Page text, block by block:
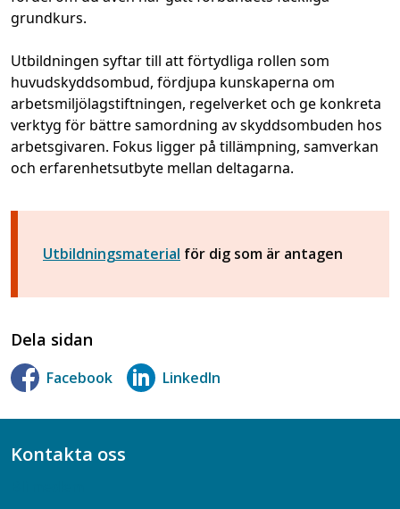
grundkurs.
Utbildningen syftar till att förtydliga rollen som
huvudskyddsombud, fördjupa kunskaperna om
arbetsmiljölagstiftningen, regelverket och ge konkreta
verktyg för bättre samordning av skyddsombuden hos
arbetsgivaren. Fokus ligger på tillämpning, samverkan
och erfarenhetsutbyte mellan deltagarna.
Utbildningsmaterial för dig som är antagen
Dela sidan
Facebook LinkedIn
Kontakta oss